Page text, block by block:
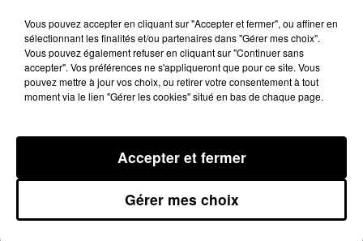
5 juin 2024 - 1 min 14 sec
L'AGENDA DU GERS DU 05/06/2024 À 06H47
Vous pouvez accepter en cliquant sur "Accepter et fermer", ou affiner en
sélectionnant les finalités et/ou partenaires dans "Gérer mes choix".
Vous pouvez également refuser en cliquant sur "Continuer sans
accepter". Vos préférences ne s'appliqueront que pour ce site. Vous
pouvez mettre à jour vos choix, ou retirer votre consentement à tout
moment via le lien "Gérer les cookies" situé en bas de chaque page.
Gérer mes choix
Accepter et fermer